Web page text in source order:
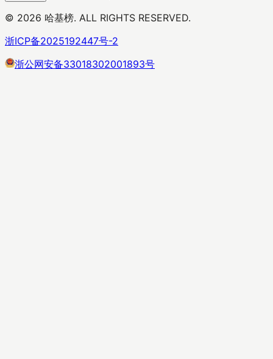
© 2026 哈基榜. ALL RIGHTS RESERVED.
浙ICP备2025192447号-2
浙公网安备33018302001893号